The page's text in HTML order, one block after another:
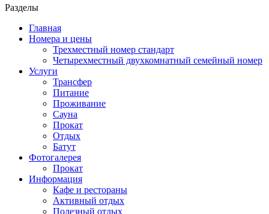
Разделы
Главная
Номера и цены
Трехместный номер стандарт
Четырехместный двухкомнатный семейный номер
Услуги
Трансфер
Питание
Проживание
Сауна
Прокат
Отдых
Батут
Фотогалерея
Прокат
Информация
Кафе и рестораны
Активный отдых
Полезный отдых